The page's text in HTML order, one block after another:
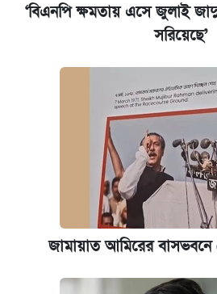
‘বিএনপি ক্ষমতায় এসে জুলাই
সরিয়েছে’
জামায়াত আমিরের বাসভবনে